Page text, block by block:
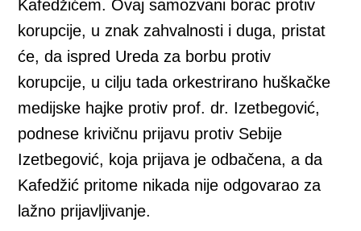
Kafedžićem. Ovaj samozvani borac protiv
korupcije, u znak zahvalnosti i duga, pristat
će, da ispred Ureda za borbu protiv
korupcije, u cilju tada orkestrirano huškačke
medijske hajke protiv prof. dr. Izetbegović,
podnese krivičnu prijavu protiv Sebije
Izetbegović, koja prijava je odbačena, a da
Kafedžić pritome nikada nije odgovarao za
lažno prijavljivanje.